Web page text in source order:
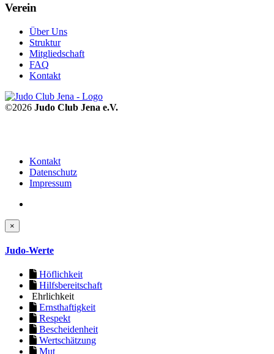
Verein
Über Uns
Struktur
Mitgliedschaft
FAQ
Kontakt
©2026 Judo Club Jena e.V.
Kontakt
Datenschutz
Impressum
×
Judo-Werte
Höflichkeit
Hilfsbereitschaft
Ehrlichkeit
Ernsthaftigkeit
Respekt
Bescheidenheit
Wertschätzung
Mut